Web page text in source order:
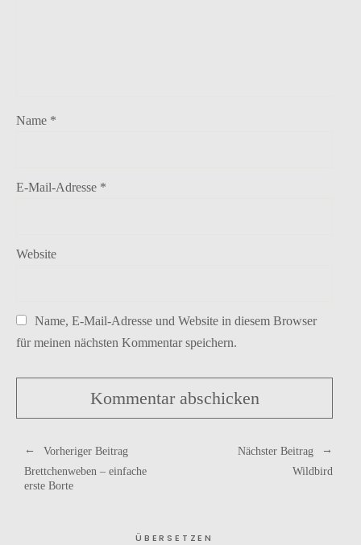
Name *
E-Mail-Adresse *
Website
Name, E-Mail-Adresse und Website in diesem Browser
für meinen nächsten Kommentar speichern.
Vorheriger Beitrag
Brettchenweben – einfache
erste Borte
Nächster Beitrag
Wildbird
ÜBERSETZEN